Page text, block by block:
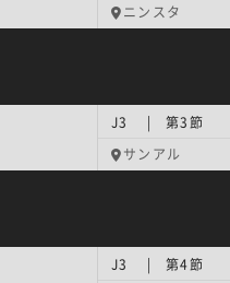
ニンスタ
J3 | 第3節
サンアル
J3 | 第4節